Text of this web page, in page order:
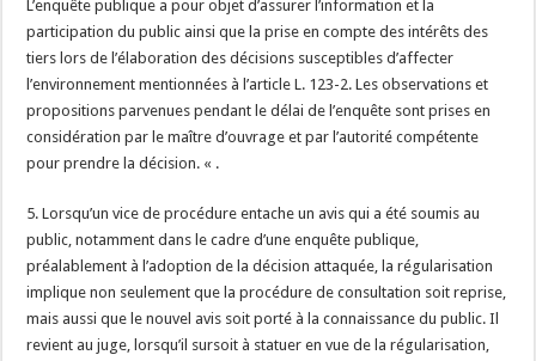
L’enquête publique a pour objet d’assurer l’information et la
participation du public ainsi que la prise en compte des intérêts des
tiers lors de l’élaboration des décisions susceptibles d’affecter
l’environnement mentionnées à l’article L. 123-2. Les observations et
propositions parvenues pendant le délai de l’enquête sont prises en
considération par le maître d’ouvrage et par l’autorité compétente
pour prendre la décision. « .
5. Lorsqu’un vice de procédure entache un avis qui a été soumis au
public, notamment dans le cadre d’une enquête publique,
préalablement à l’adoption de la décision attaquée, la régularisation
implique non seulement que la procédure de consultation soit reprise,
mais aussi que le nouvel avis soit porté à la connaissance du public. Il
revient au juge, lorsqu’il sursoit à statuer en vue de la régularisation,